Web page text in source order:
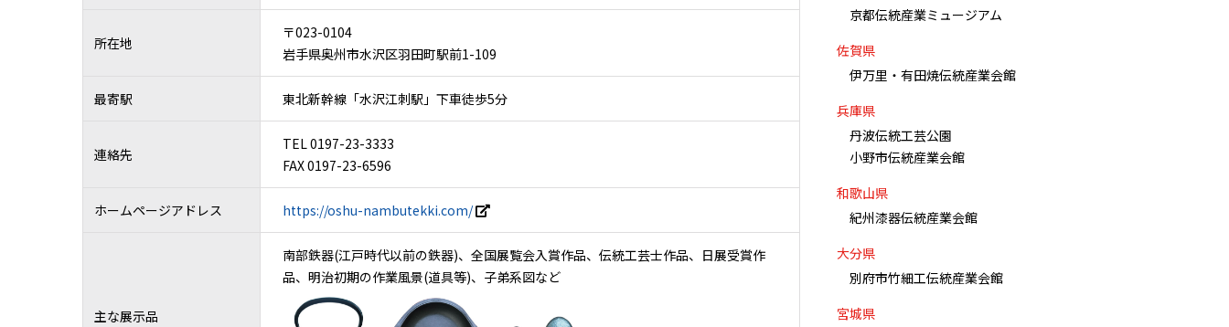
所在地
〒023-0104
岩手県奥州市水沢区羽田町駅前1-109
最寄駅 東北新幹線「水沢江刺駅」下車徒歩5分
連絡先
TEL 0197-23-3333
FAX 0197-23-6596
ホームページアドレス https://oshu-nambutekki.com/
主な展示品
南部鉄器(江戸時代以前の鉄器)、全国展覧会入賞作品、伝統工芸士作品、日展受賞作
品、明治初期の作業風景(道具等)、子弟系図など
京都伝統産業ミュージアム
佐賀県
伊万里・有田焼伝統産業会館
兵庫県
丹波伝統工芸公園
小野市伝統産業会館
和歌山県
紀州漆器伝統産業会館
大分県
別府市竹細工伝統産業会館
宮城県